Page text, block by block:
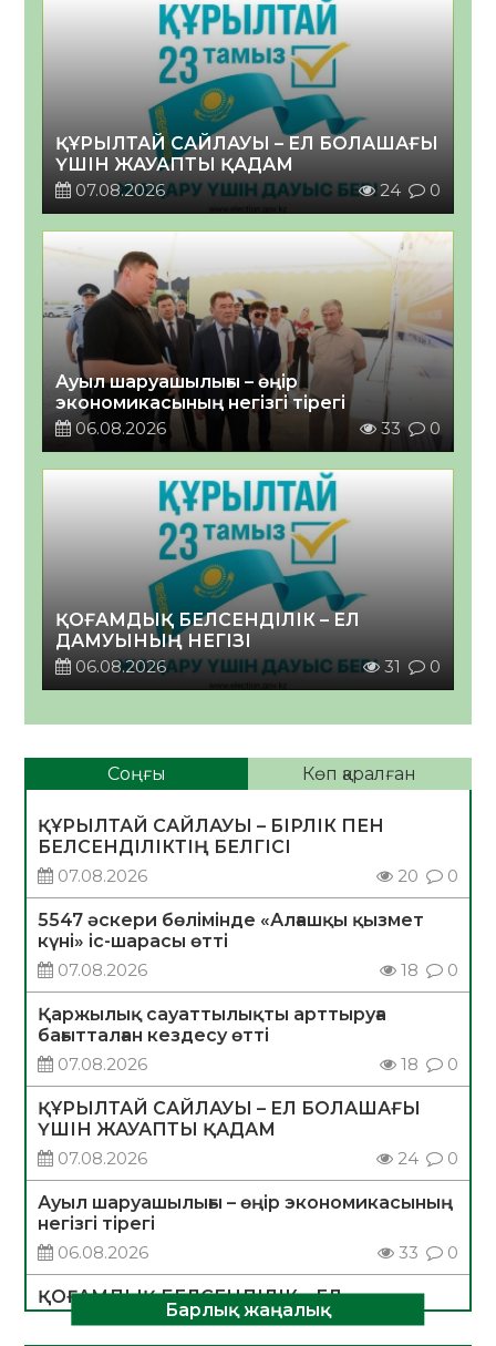
ҚҰРЫЛТАЙ САЙЛАУЫ – ЕЛ БОЛАШАҒЫ
ҮШІН ЖАУАПТЫ ҚАДАМ
07.08.2026
24 0
Ауыл шаруашылығы – өңір
экономикасының негізгі тірегі
06.08.2026
33 0
ҚОҒАМДЫҚ БЕЛСЕНДІЛІК – ЕЛ
ДАМУЫНЫҢ НЕГІЗІ
06.08.2026
31 0
Соңғы Көп қаралған
ҚҰРЫЛТАЙ САЙЛАУЫ – БІРЛІК ПЕН
БЕЛСЕНДІЛІКТІҢ БЕЛГІСІ
07.08.2026
20 0
5547 әскери бөлімінде «Алғашқы қызмет
күні» іс-шарасы өтті
07.08.2026
18 0
Қаржылық сауаттылықты арттыруға
бағытталған кездесу өтті
07.08.2026
18 0
ҚҰРЫЛТАЙ САЙЛАУЫ – ЕЛ БОЛАШАҒЫ
ҮШІН ЖАУАПТЫ ҚАДАМ
07.08.2026
24 0
Ауыл шаруашылығы – өңір экономикасының
негізгі тірегі
06.08.2026
33 0
ҚОҒАМДЫҚ БЕЛСЕНДІЛІК – ЕЛ
ДАМУЫНЫҢ НЕГІЗІБарлық жаңалық